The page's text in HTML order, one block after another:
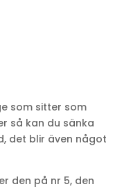
som sitter som
så kan du sänka
det blir även något
den på nr 5, den